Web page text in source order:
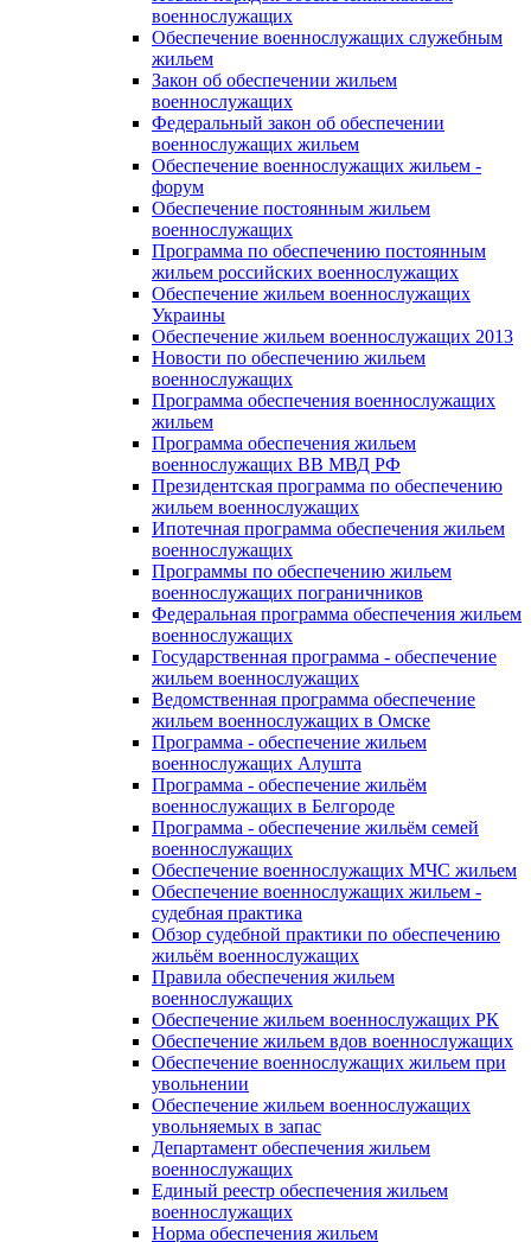
военнослужащих
Обеспечение военнослужащих служебным
жильем
Закон об обеспечении жильем
военнослужащих
Федеральный закон об обеспечении
военнослужащих жильем
Обеспечение военнослужащих жильем -
форум
Обеспечение постоянным жильем
военнослужащих
Программа по обеспечению постоянным
жильем российских военнослужащих
Обеспечение жильем военнослужащих
Украины
Обеспечение жильем военнослужащих 2013
Новости по обеспечению жильем
военнослужащих
Программа обеспечения военнослужащих
жильем
Программа обеспечения жильем
военнослужащих ВВ МВД РФ
Президентская программа по обеспечению
жильем военнослужащих
Ипотечная программа обеспечения жильем
военнослужащих
Программы по обеспечению жильем
военнослужащих пограничников
Федеральная программа обеспечения жильем
военнослужащих
Государственная программа - обеспечение
жильем военнослужащих
Ведомственная программа обеспечение
жильем военнослужащих в Омске
Программа - обеспечение жильем
военнослужащих Алушта
Программа - обеспечение жильём
военнослужащих в Белгороде
Программа - обеспечение жильём семей
военнослужащих
Обеспечение военнослужащих МЧС жильем
Обеспечение военнослужащих жильем -
судебная практика
Обзор судебной практики по обеспечению
жильём военнослужащих
Правила обеспечения жильем
военнослужащих
Обеспечение жильем военнослужащих РК
Обеспечение жильем вдов военнослужащих
Обеспечение военнослужащих жильем при
увольнении
Обеспечение жильем военнослужащих
увольняемых в запас
Департамент обеспечения жильем
военнослужащих
Единый реестр обеспечения жильем
военнослужащих
Норма обеспечения жильем